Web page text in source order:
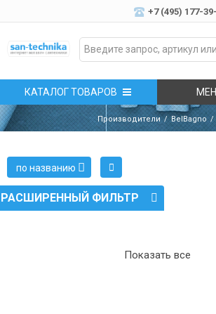
+7 (495) 177-
КАТАЛОГ ТОВАРОВ
Производители BelBagno
РАСШИРЕННЫЙ ФИЛЬТР
по названию
Показать все